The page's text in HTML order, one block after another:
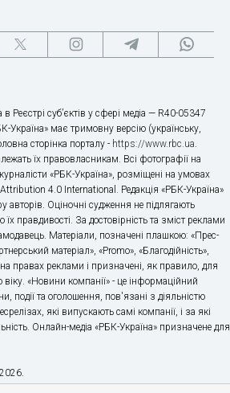
в Реєстрі суб’єктів у сфері медіа — R40-05347
Україна» має тримовну версію (українську,
сторінка порталу - https://www.rbc.ua.
їх правовласникам. Всі фотографії на
«РБК-Україна», розміщені на умовах
4.0 International. Редакція «РБК-Україна»
авторів. Оціночні судження не підлягають
правдивості. За достовірність та зміст реклами
Матеріали, позначені плашкою: «Прес-
матеріал», «Promo», «Благодійність»,
правах реклами і призначені, як правило, для
віку. «Новини компанії» - це інформаційний
події та оголошення, пов'язані з діяльністю
які випускають самі компанії, і за які
Онлайн-медіа «РБК-Україна» призначене для